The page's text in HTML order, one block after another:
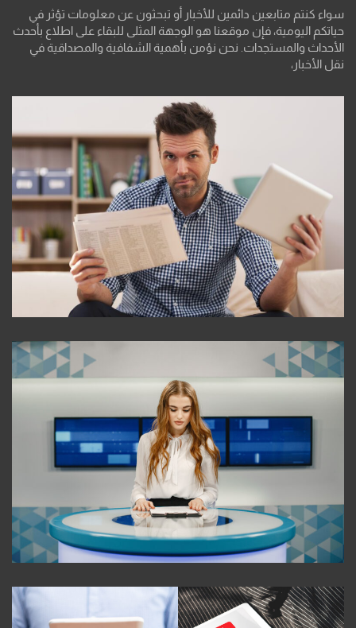
سواء كنتم متابعين دائمين للأخبار أو تبحثون عن معلومات تؤثر في
حياتكم اليومية، فإن موقعنا هو الوجهة المثلى للبقاء على اطلاع بأحدث
الأحداث والمستجدات. نحن نؤمن بأهمية الشفافية والمصداقية في
نقل الأخبار،